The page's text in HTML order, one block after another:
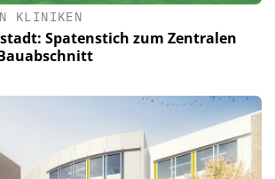
KLINIKEN
Spatenstich zum Zentralen